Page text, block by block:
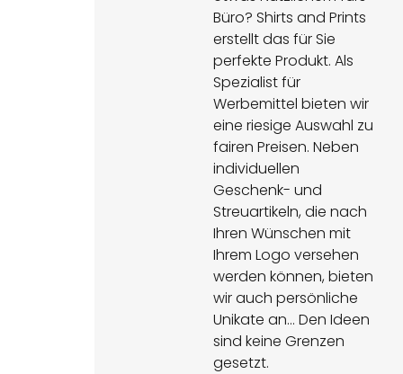
Büro? Shirts and Prints
erstellt das für Sie
perfekte Produkt. Als
Spezialist für
Werbemittel bieten wir
eine riesige Auswahl zu
fairen Preisen. Neben
individuellen
Geschenk- und
Streuartikeln, die nach
Ihren Wünschen mit
Ihrem Logo versehen
werden können, bieten
wir auch persönliche
Unikate an… Den Ideen
sind keine Grenzen
gesetzt.